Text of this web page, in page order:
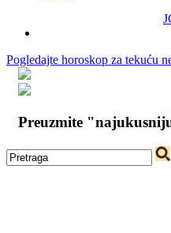
Pogledajte horoskop za tekuću
Preuzmite